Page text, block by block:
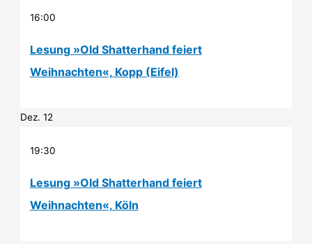
16:00
Lesung »Old Shatterhand feiert
Weihnachten«, Kopp (Eifel)
Dez.12
19:30
Lesung »Old Shatterhand feiert
Weihnachten«, Köln